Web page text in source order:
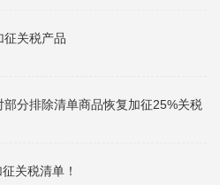
征关税产品
分排除清单商品恢复加征25%关税
关税清单！